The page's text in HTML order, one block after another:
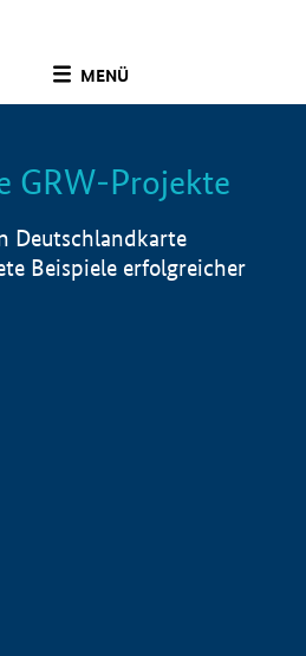
MENÜ
Info
GRW-Projekte
Deutschlandkarte
Beispiele erfolgreicher